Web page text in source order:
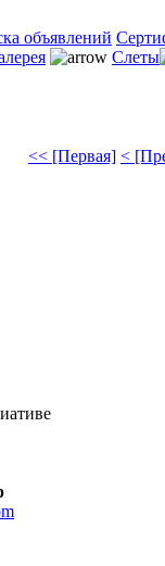
объявлений
Слеты
<< [Первая] <